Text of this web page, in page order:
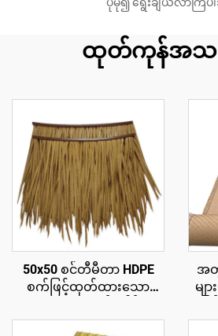
ထုတ်ကုန်အသစ်
50x50 စင်တီမီတာ HDPE
စက်ဖြင့်ထုတ်ထားသော
ပြား၊ ၁၅ နှစ်အထိ ယူဗီ
အ
မျ